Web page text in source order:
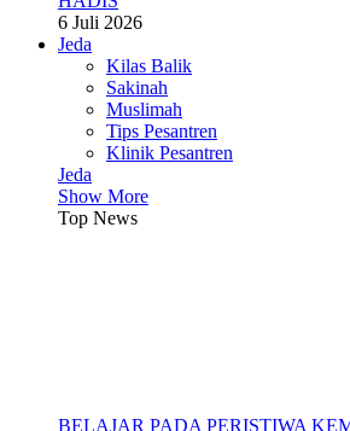
6 Juli 2026
Jeda
Kilas Balik
Sakinah
Muslimah
Tips Pesantren
Klinik Pesantren
Jeda
Show More
Top News
BELAJAR PADA PERISTIWA